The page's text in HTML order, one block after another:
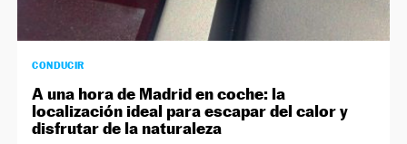
CONDUCIR
A una hora de Madrid en coche: la
localización ideal para escapar del calor y
disfrutar de la naturaleza